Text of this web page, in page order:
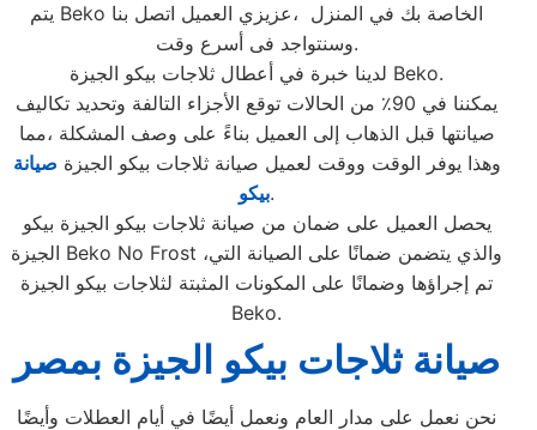
يتم Beko الخاصة بك في المنزل ،عزيزي العميل اتصل بنا
وسنتواجد فى أسرع وقت.
لدينا خبرة في أعطال ثلاجات بيكو الجيزة Beko.
يمكننا في 90٪ من الحالات توقع الأجزاء التالفة وتحديد تكاليف
صيانتها قبل الذهاب إلى العميل بناءً على وصف المشكلة ،مما
وهذا يوفر الوقت ووقت لعميل صيانة ثلاجات بيكو الجيزة صيانة
بيكو.
يحصل العميل على ضمان من صيانة ثلاجات بيكو الجيزة بيكو
الجيزة Beko No Frost ،والذي يتضمن ضمانًا على الصيانة التي
تم إجراؤها وضمانًا على المكونات المثبتة لثلاجات بيكو الجيزة
Beko.
صيانة ثلاجات بيكو الجيزة بمصر
نحن نعمل على مدار العام ونعمل أيضًا في أيام العطلات وأيضًا